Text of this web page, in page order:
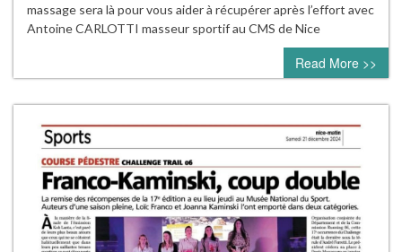
massage sera là pour vous aider à récupérer après l’effort avec
Antoine CARLOTTI masseur sportif au CMS de Nice
Read More >>